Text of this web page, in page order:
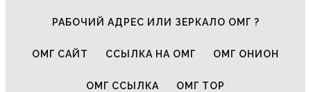
РАБОЧИЙ АДРЕС ИЛИ ЗЕРКАЛО ОМГ ?
ОМГ САЙТ ССЫЛКА НА ОМГ ОМГ ОНИОН
ОМГ ССЫЛКА ОМГ ТОР